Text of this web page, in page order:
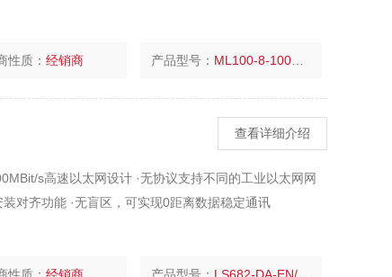
性质：经销商 产品型号： ML100-8-1000-RT/102/115
查看详细介绍
s高速以太网设计 ·无协议支持不同的工业以太网网
对齐功能 ·无盲区，可实现0距离数据稳定通讯